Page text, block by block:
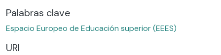
Palabras clave
Espacio Europeo de Educación superior (EEES)
URI